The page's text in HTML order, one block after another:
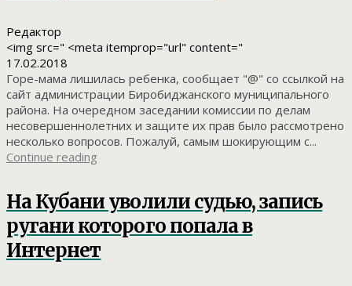
Редактор
<img src=" <meta itemprop="url" content="
17.02.2018
Горе-мама лишилась ребенка, сообщает "@" со ссылкой на
сайт администрации Биробиджанского муниципального
района. На очередном заседании комиссии по делам
несовершеннолетних и защите их прав было рассмотрено
несколько вопросов. Пожалуй, самым шокирующим с...
Continue reading
На Кубани уволили судью, запись
ругани которого попала в
Интернет